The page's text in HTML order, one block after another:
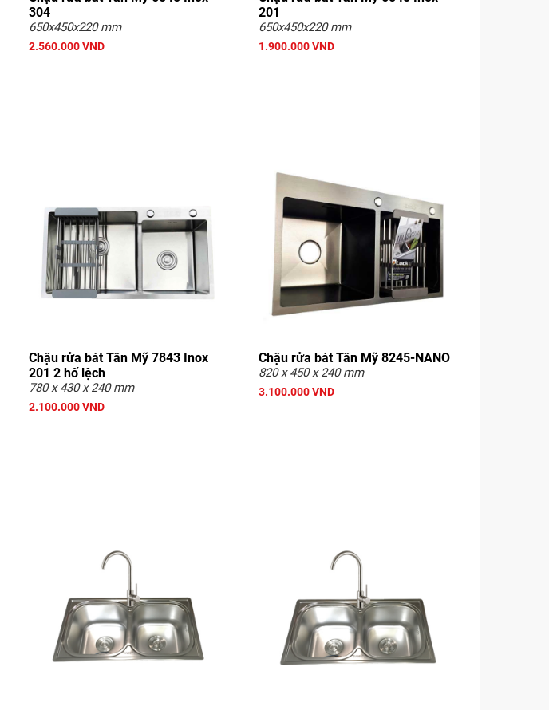
304
650x450x220 mm
2.560.000 VND
201
650x450x220 mm
1.900.000 VND
Chậu rửa bát Tân Mỹ 7843 Inox
201 2 hố lệch
780 x 430 x 240 mm
2.100.000 VND
Chậu rửa bát Tân Mỹ 8245-NANO
820 x 450 x 240 mm
3.100.000 VND